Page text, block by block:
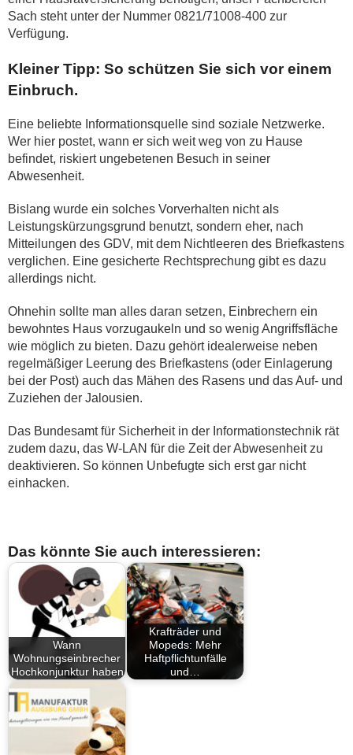
Sach steht unter der Nummer 0821/71008-400 zur
Verfügung.
Kleiner Tipp: So schützen Sie sich vor einem
Einbruch.
Eine beliebte Informationsquelle sind soziale Netzwerke.
Wer hier postet, wann er sich weit weg von zu Hause
befindet, riskiert ungebetenen Besuch in seiner
Abwesenheit.
Bislang wurde ein solches Vorverhalten nicht als
Leistungskürzungsgrund benutzt, sondern eher, nach
Mitteilungen des GDV, mit dem Nichtleeren des Briefkastens
verglichen. Eine gesicherte Rechtsprechung gibt es dazu
allerdings nicht.
Ohnehin sollte man alles daran setzen, Einbrechern ein
bewohntes Haus vorzugaukeln und so wenig Angriffsfläche
wie möglich zu bieten. Dazu gehört idealerweise neben
regelmäßiger Leerung des Briefkastens (oder Einlagerung
bei der Post) auch das Mähen des Rasens und das Auf- und
Zuziehen der Jalousien.
Das Bundesamt für Sicherheit in der Informationstechnik rät
zudem dazu, das W-LAN für die Zeit der Abwesenheit zu
deaktivieren. So können Unbefugte sich erst gar nicht
einhacken.
Das könnte Sie auch interessieren:
Wann
Wohnungseinbrecher
Hochkonjunktur haben
Krafträder und
Mopeds: Mehr
Haftpflichtunfälle
und…